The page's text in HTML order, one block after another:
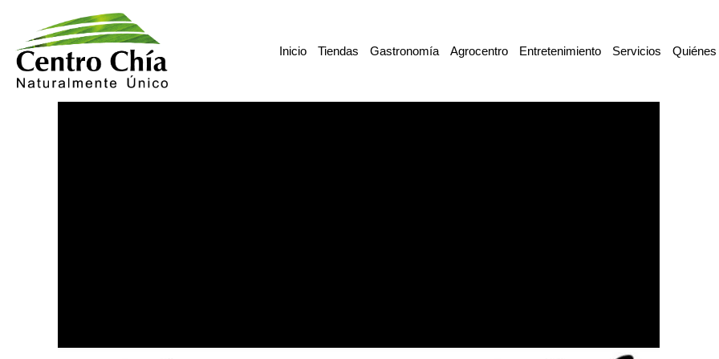
contenido
Inicio Tiendas Gastronomía Agrocentro Entretenimiento Servicios